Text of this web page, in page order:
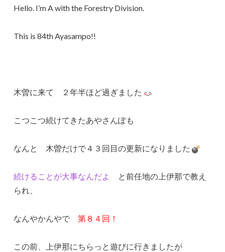
Hello. I’m A with the Forestry Division.
This is 84th Ayasampo!!
木曽に来て ２年半ほど過ぎました
こつこつ続けてきたあやさんぽも
なんと 木曽だけで４３回目の更新になりました
続けることが大事なんだよ
と前任地の上伊那で教え
られ、
なんやかんやで第８４回！
この前、上伊那にちらっと遊びに行きましたが